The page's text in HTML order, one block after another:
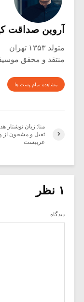
آروین صداقت
متولد ۱۳۵۳ تهران
منتقد و محقق
مشاهده تمام پست ها
منا: زبان نوشتار
ثقیل و مشحون از
عربیست
۱ نظر
دیدگاه